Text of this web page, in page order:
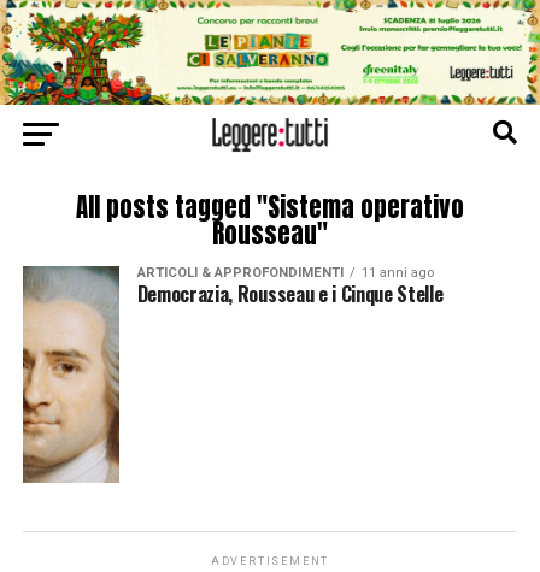
All posts tagged "Sistema operativo
Rousseau"
ARTICOLI & APPROFONDIMENTI 11 anni ago
Democrazia, Rousseau e i Cinque Stelle
ADVERTISEMENT